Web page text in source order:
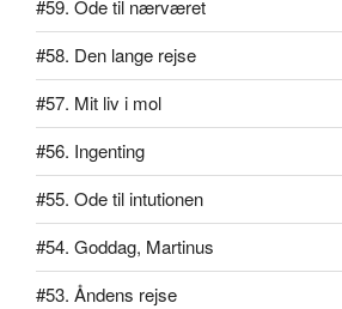
#59. Ode til nærværet
#58. Den lange rejse
#57. Mit liv i mol
#56. Ingenting
#55. Ode til intutionen
#54. Goddag, Martinus
#53. Åndens rejse